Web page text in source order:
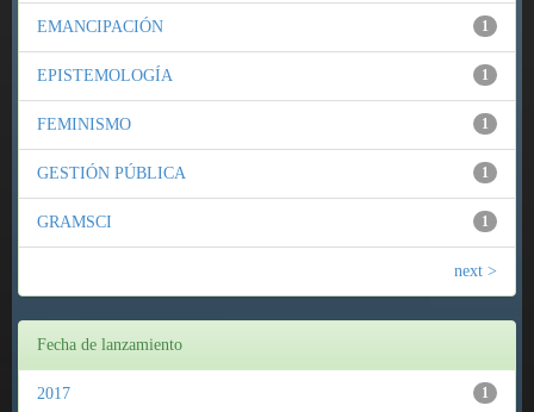
1
EMANCIPACIÓN
1
EPISTEMOLOGÍA
1
FEMINISMO
1
GESTIÓN PÚBLICA
1
GRAMSCI
next >
Fecha de lanzamiento
1
2017